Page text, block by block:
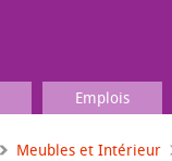
Emplois
Meubles et Intérieur